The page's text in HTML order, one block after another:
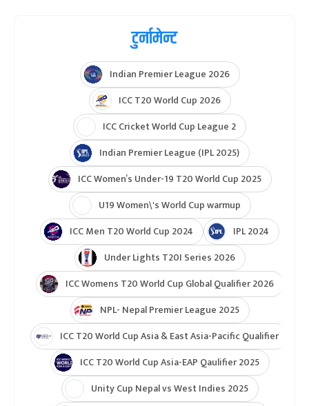
टुर्नामेन्ट
Indian Premier League 2026
ICC T20 World Cup 2026
ICC Cricket World Cup League 2
Indian Premier League (IPL 2025)
ICC Women’s Under-19 T20 World Cup 2025
U19 Women\'s World Cup warmup
ICC Men T20 World Cup 2024
IPL 2024
Under Lights T20I Series 2026
ICC Womens T20 World Cup Global Qualifier 2026
NPL- Nepal Premier League 2025
ICC T20 World Cup Asia & East Asia-Pacific Qualifier
ICC T20 World Cup Asia-EAP Qaulifier 2025
Unity Cup Nepal vs West Indies 2025